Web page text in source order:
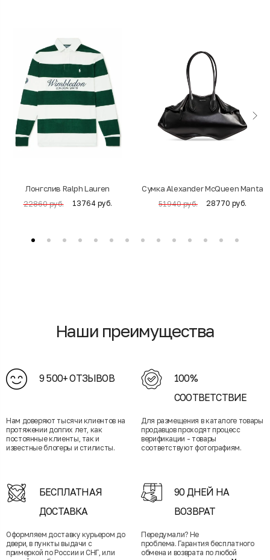
Лонгслив Ralph Lauren
22860 руб. 13764 руб.
Cумка Alexander McQueen Manta
51940 руб. 28770 руб.
Наши преимущества
9 500+ ОТЗЫВОВ
Нам доверяют тысячи клиентов на
протяжении долгих лет, как
постоянные клиенты, так и
известные блогеры и стилисты.
100%
СООТВЕТСТВИЕ
Для размещения в каталоге товары
продавцов проходят процесс
верификации - товары
соответствуют фотографиям.
БЕСПЛАТНАЯ
ДОСТАВКА
Оформляем доставку курьером до
двери, в пункты выдачи с
примеркой по России и СНГ, или
90 ДНЕЙ НА
ВОЗВРАТ
Передумали? Не
проблема. Гарантия бесплатного
обмена и возврата по любой